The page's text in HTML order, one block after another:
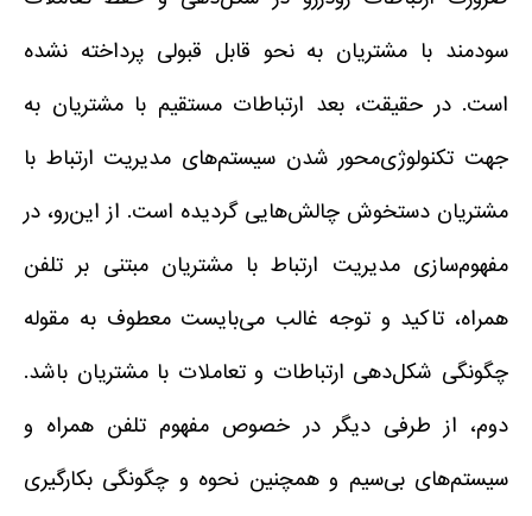
سودمند با مشتریان به نحو قابل قبولی پرداخته نشده
است. در حقیقت، بعد ارتباطات مستقیم با مشتریان به
جهت تکنولوژی‌محور شدن سیستم‌های مدیریت ارتباط با
مشتریان دستخوش چالش‌هایی گردیده است. از این‌رو، در
مفهوم‌سازی مدیریت ارتباط با مشتریان مبتنی بر تلفن
همراه، تاکید و توجه غالب می‌بایست معطوف به مقوله
چگونگی شکل‌دهی ارتباطات و تعاملات با مشتریان باشد.
دوم، از طرفی دیگر در خصوص مفهوم تلفن همراه و
سیستم‌های بی‌سیم و همچنین نحوه و چگونگی بکارگیری